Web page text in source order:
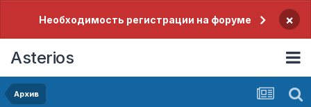
Необходимость регистрации на форуме ×
Asterios
Архив